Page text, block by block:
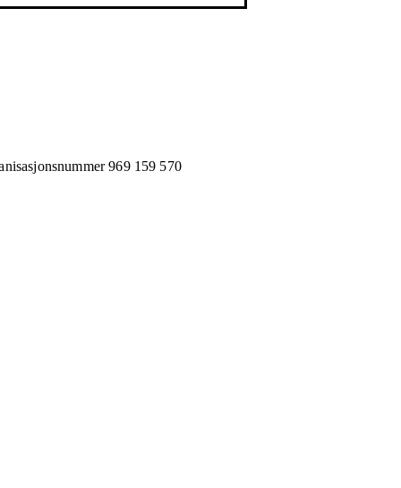
969 159 570